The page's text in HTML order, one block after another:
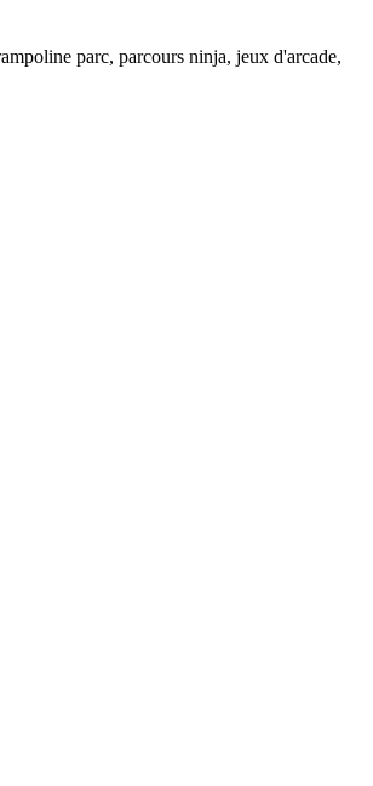
parc, parcours ninja, jeux d'arcade,